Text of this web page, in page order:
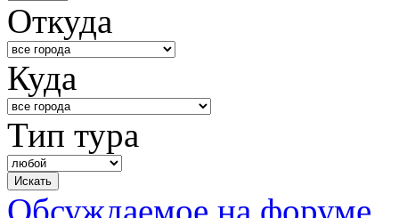
Откуда
Куда
Тип тура
Обсуждаемое на форуме